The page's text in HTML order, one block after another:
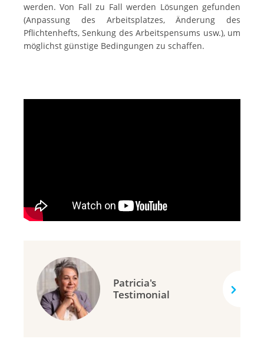
werden. Von Fall zu Fall werden Lösungen gefunden
(Anpassung des Arbeitsplatzes, Änderung des
Pflichtenhefts, Senkung des Arbeitspensums usw.), um
möglichst günstige Bedingungen zu schaffen.
Patricia's
Testimonial